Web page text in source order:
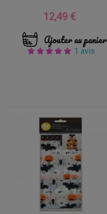
Prix
12,49 €
Ajouter au panier
1 avis